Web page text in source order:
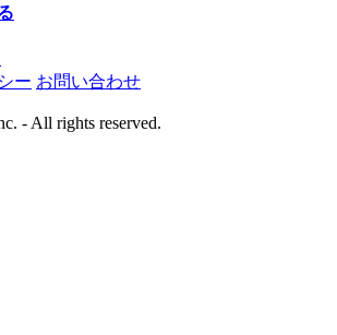
ー お問い合わせ
- All rights reserved.